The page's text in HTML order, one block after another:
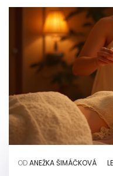
ODANEŽKA ŠIMÁČKOVÁ